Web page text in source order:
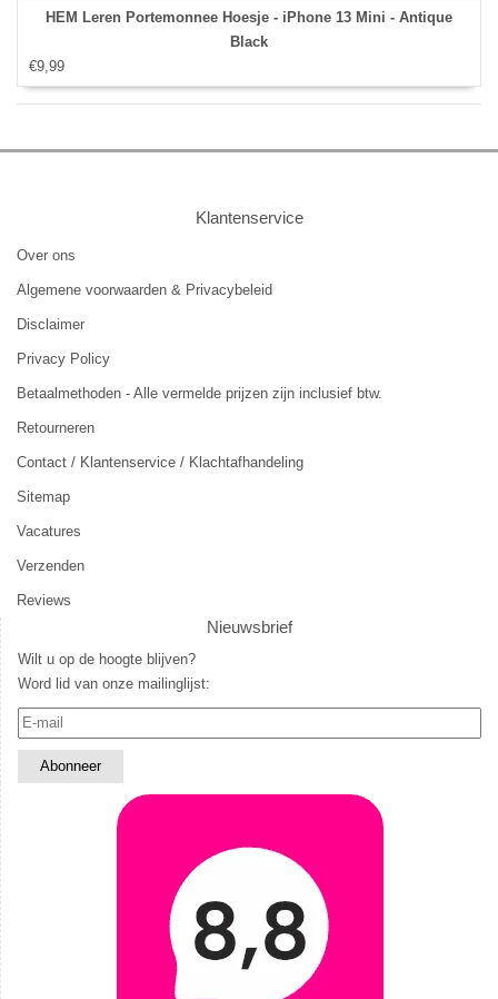
HEM Leren Portemonnee Hoesje - iPhone 13 Mini - Antique
Black
€9,99
Klantenservice
Over ons
Algemene voorwaarden & Privacybeleid
Disclaimer
Privacy Policy
Betaalmethoden - Alle vermelde prijzen zijn inclusief btw.
Retourneren
Contact / Klantenservice / Klachtafhandeling
Sitemap
Vacatures
Verzenden
Reviews
Nieuwsbrief
Wilt u op de hoogte blijven?
Word lid van onze mailinglijst: